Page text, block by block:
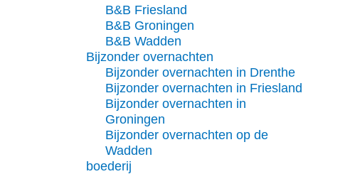
B&B Friesland
B&B Groningen
B&B Wadden
Bijzonder overnachten
Bijzonder overnachten in Drenthe
Bijzonder overnachten in Friesland
Bijzonder overnachten in
Groningen
Bijzonder overnachten op de
Wadden
boederij